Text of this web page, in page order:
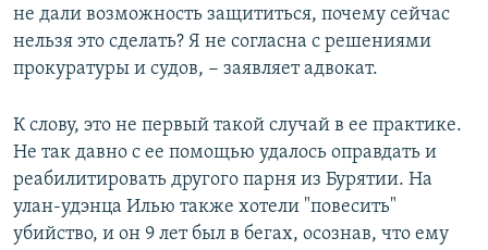
не дали возможность защититься, почему сейчас
нельзя это сделать? Я не согласна с решениями
прокуратуры и судов, − заявляет адвокат.
К слову, это не первый такой случай в ее практике.
Не так давно с ее помощью удалось оправдать и
реабилитировать другого парня из Бурятии. На
улан-удэнца Илью также хотели "повесить"
убийство, и он 9 лет был в бегах, осознав, что ему